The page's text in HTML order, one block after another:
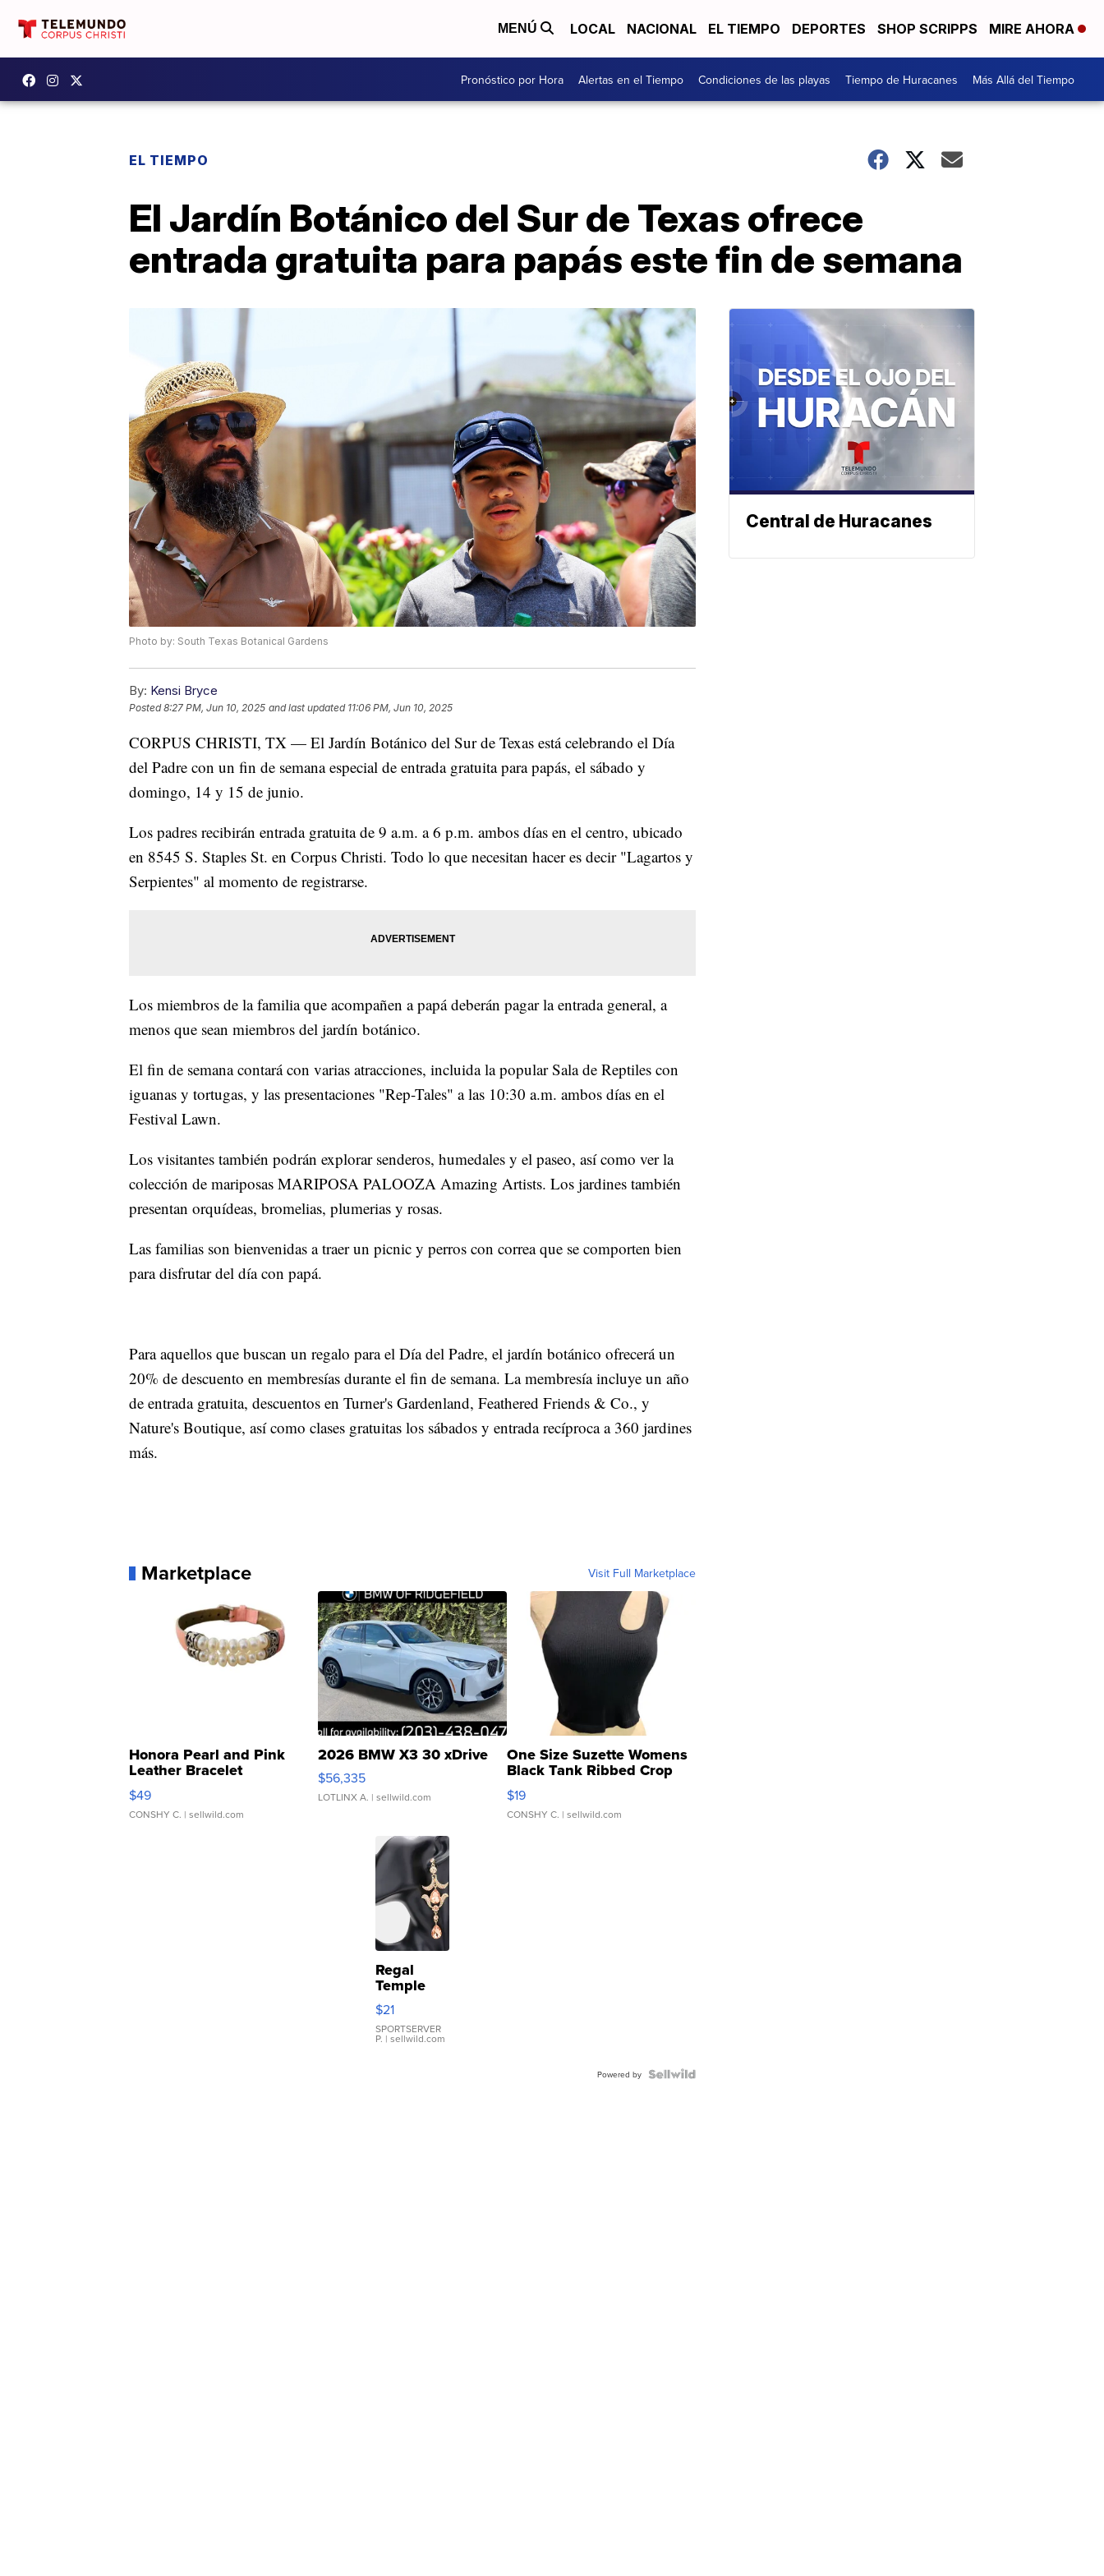
MENÚ LOCAL NACIONAL EL TIEMPO DEPORTES SHOP SCRIPPS MIRE AHORA
Pronóstico por Hora Alertas en el Tiempo Condiciones de las playas Tiempo de Huracanes Más Allá del Tiempo
EL TIEMPO
El Jardín Botánico del Sur de Texas ofrece
entrada gratuita para papás este fin de semana
Photo by: South Texas Botanical Gardens
By: Kensi Bryce
Posted8:27 PM, Jun 10, 2025 and last updated 11:06 PM, Jun 10, 2025
CORPUS CHRISTI, TX — El Jardín Botánico del Sur de Texas está celebrando el Día
del Padre con un fin de semana especial de entrada gratuita para papás, el sábado y
domingo, 14 y 15 de junio.
Los padres recibirán entrada gratuita de 9 a.m. a 6 p.m. ambos días en el centro, ubicado
en 8545 S. Staples St. en Corpus Christi. Todo lo que necesitan hacer es decir "Lagartos y
Serpientes" al momento de registrarse.
Los miembros de la familia que acompañen a papá deberán pagar la entrada general, a
menos que sean miembros del jardín botánico.
El fin de semana contará con varias atracciones, incluida la popular Sala de Reptiles con
iguanas y tortugas, y las presentaciones "Rep-Tales" a las 10:30 a.m. ambos días en el
Festival Lawn.
Los visitantes también podrán explorar senderos, humedales y el paseo, así como ver la
colección de mariposas MARIPOSA PALOOZA Amazing Artists. Los jardines también
presentan orquídeas, bromelias, plumerias y rosas.
Las familias son bienvenidas a traer un picnic y perros con correa que se comporten bien
para disfrutar del día con papá.
Para aquellos que buscan un regalo para el Día del Padre, el jardín botánico ofrecerá un
20% de descuento en membresías durante el fin de semana. La membresía incluye un año
de entrada gratuita, descuentos en Turner's Gardenland, Feathered Friends & Co., y
Nature's Boutique, así como clases gratuitas los sábados y entrada recíproca a 360 jardines
más.
Marketplace Visit Full Marketplace
Honora Pearl and Pink
Leather Bracelet
Adjustable Buckle Clo...
$49
CONSHY C. | sellwild.com
2026 BMW X3 30 xDrive
$56,335
LOTLINX A. | sellwild.com
One Size Suzette Womens
Black Tank Ribbed Crop
Asymmetrical ...
$19
CONSHY C. | sellwild.com
Regal
Temple
Droplet
Earrings
$21
SPORTSERVER
P. | sellwild.com
Powered by
Central de Huracanes